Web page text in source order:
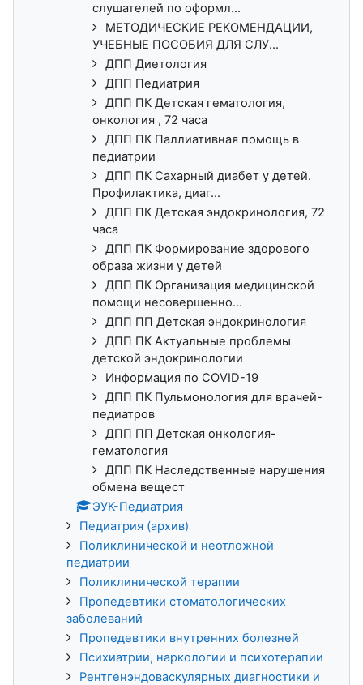
слушателей по оформл...
МЕТОДИЧЕСКИЕ РЕКОМЕНДАЦИИ,
УЧЕБНЫЕ ПОСОБИЯ ДЛЯ СЛУ...
ДПП Диетология
ДПП Педиатрия
ДПП ПК Детская гематология,
онкология , 72 часа
ДПП ПК Паллиативная помощь в
педиатрии
ДПП ПК Сахарный диабет у детей.
Профилактика, диаг...
ДПП ПК Детская эндокринология, 72
часа
ДПП ПК Формирование здорового
образа жизни у детей
ДПП ПК Организация медицинской
помощи несовершенно...
ДПП ПП Детская эндокринология
ДПП ПК Актуальные проблемы
детской эндокринологии
Информация по COVID-19
ДПП ПК Пульмонология для врачей-
педиатров
ДПП ПП Детская онкология-
гематология
ДПП ПК Наследственные нарушения
обмена вещест
ЭУК-Педиатрия
Педиатрия (архив)
Поликлинической и неотложной
педиатрии
Поликлинической терапии
Пропедевтики стоматологических
заболеваний
Пропедевтики внутренних болезней
Психиатрии, наркологии и психотерапии
Рентгенэндоваскулярных диагностики и